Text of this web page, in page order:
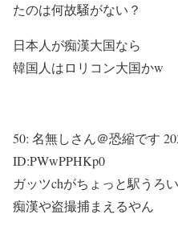
たのは何故騒がない？
日本人が痴漢大国なら
韓国人はロリコン大国かw
50: 名無しさん＠恐縮です
ID:PWwPPHKp0
ガッツchがちょっと駅うろ
痴漢や盗撮捕まえるやん